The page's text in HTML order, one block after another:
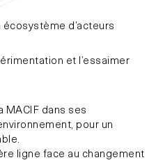
écosystème d’acteurs
et l’essaimer
MACIF dans ses
pour un
ligne face au changement